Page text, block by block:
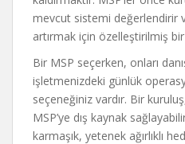
mevcut sistemi değerlendirir
artırmak için özelleştirilmiş
Bir MSP seçerken, onları
işletmenizdeki günlük
seçeneğiniz vardır. Bir
MSP’ye dış kaynak
karmaşık, yetenek ağırlıklı